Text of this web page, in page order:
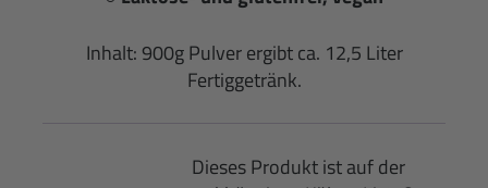
Inhalt: 900g Pulver ergibt ca. 12,5 Liter
Fertiggetränk.
Dieses Produkt ist auf der